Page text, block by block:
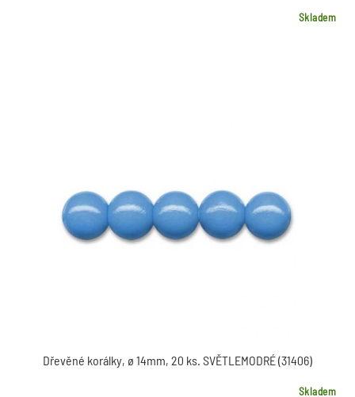
Skladem
Dřevěné korálky, ø 14mm, 20 ks. SVĚTLEMODRÉ (31406)
Skladem